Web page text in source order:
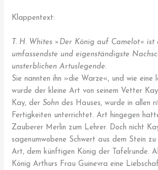
Klappentext:
T. H. Whites »Der König auf Camelot« ist
umfassendste und eigenständigste
unsterblichen Artuslegende.
Sie nannten ihn »die Warze«, und wie eine
wurde der kleine Art von seinem Vetter
Kay, derSohn des Hauses, wurde in allen
Fertigkeiten unterrichtet. Art hingegen
Zauberer Merlin zum Lehrer. Doch nicht
sagenumwobene Schwert aus dem Stein zu
Art, dem künftigen König der Tafelrunde.
König Arthurs Frau Guinevra eine